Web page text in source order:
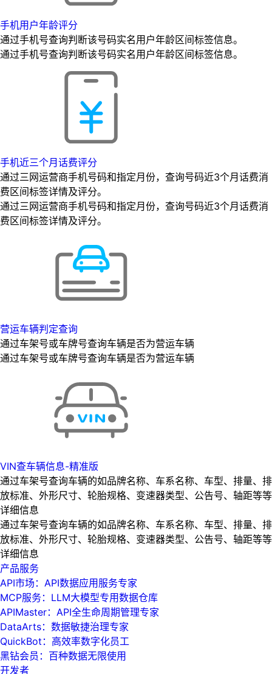
手机用户年龄评分
通过手机号查询判断该号码实名用户年龄区间标签信息。
通过手机号查询判断该号码实名用户年龄区间标签信息。
手机近三个月话费评分
通过三网运营商手机号码和指定月份，查询号码近3个月话费消
费区间标签详情及评分。
通过三网运营商手机号码和指定月份，查询号码近3个月话费消
费区间标签详情及评分。
营运车辆判定查询
通过车架号或车牌号查询车辆是否为营运车辆
通过车架号或车牌号查询车辆是否为营运车辆
VIN查车辆信息-精准版
通过车架号查询车辆的如品牌名称、车系名称、车型、排量、排
放标准、外形尺寸、轮胎规格、变速器类型、公告号、轴距等等
详细信息
通过车架号查询车辆的如品牌名称、车系名称、车型、排量、排
放标准、外形尺寸、轮胎规格、变速器类型、公告号、轴距等等
详细信息
产品服务
API市场：API数据应用服务专家
MCP服务：LLM大模型专用数据仓库
APIMaster：API全生命周期管理专家
DataArts：数据敏捷治理专家
QuickBot：高效率数字化员工
黑钻会员：百种数据无限使用
开发者